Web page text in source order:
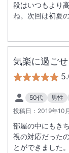
段はいつもより
ね。次回は初夏
気楽に過ご
50代 男性
投稿日： 2019年10
部屋の中にもき
視の対応だった
とができました